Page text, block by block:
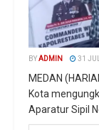
BYADMIN 31
MEDAN
Kota
Aparatur Sipil